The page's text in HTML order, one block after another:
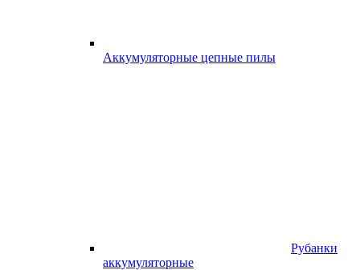
Аккумуляторные цепные пилы
Рубанки
аккумуляторные